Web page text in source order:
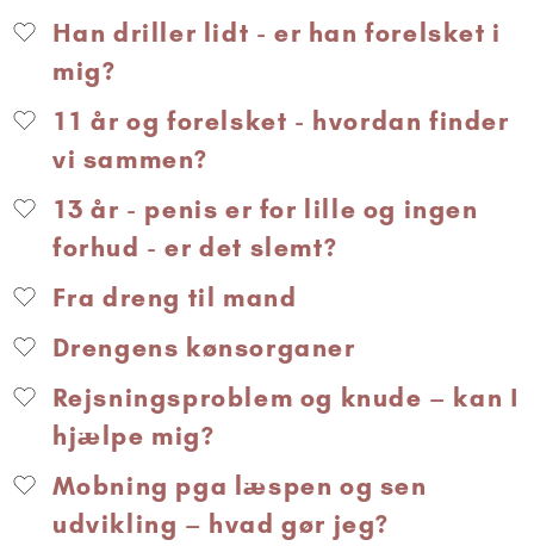
Han driller lidt - er han forelsket i
mig?
11 år og forelsket - hvordan finder
vi sammen?
13 år - penis er for lille og ingen
forhud - er det slemt?
Fra dreng til mand
Drengens kønsorganer
Rejsningsproblem og knude – kan I
hjælpe mig?
Mobning pga læspen og sen
udvikling – hvad gør jeg?